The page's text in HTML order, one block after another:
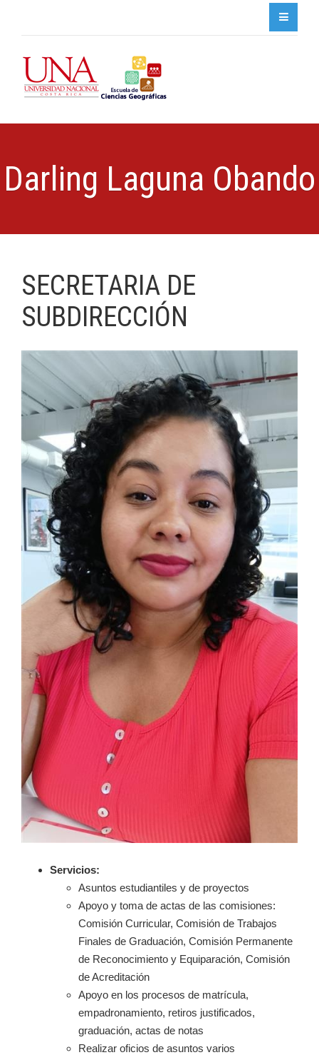
Darling Laguna Obando
SECRETARIA DE
SUBDIRECCIÓN
Servicios:
Asuntos estudiantiles y de proyectos
Apoyo y toma de actas de las comisiones:
Comisión Curricular, Comisión de Trabajos
Finales de Graduación, Comisión Permanente
de Reconocimiento y Equiparación, Comisión
de Acreditación
Apoyo en los procesos de matrícula,
empadronamiento, retiros justificados,
graduación, actas de notas
Realizar oficios de asuntos varios